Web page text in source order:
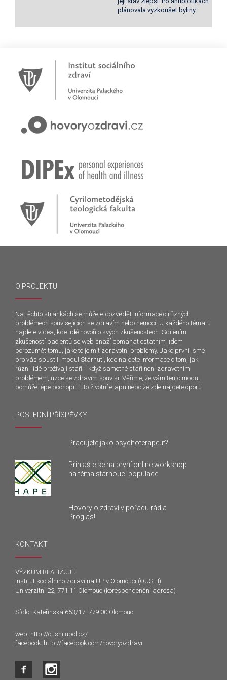
plánovala vyzkoušet byliny.
O PROJEKTU
Na těchto stránkách se můžete dozvědět informace o různých
problémech souvisejících se zdravím nebo nemocí. U každého tématu
najdete videa, kde lidé hovoří o svých zkušenostech. Sdílením
zkušeností pacientů se web snaží pomáhat ostatním lidem
porozumět tomu, jaké to je mít zdravotní problémy. Jako první jsme
pro vás spustili modul Stárnutí, kde najdete informace o tom, jak
různí lidé prožívají stáří. I když samotné stáří není zdravotním
problémem, úzce se zdravím souvisí. Věříme, že vám tento modul
pomůže lépe pochopit tuto životní etapu nebo že zde najdete oporu.
POSLEDNÍ PŘÍSPĚVKY
Pracujete jako psychoterapeut?
Přihlašte se na první online workshop
na téma stárnoucí populace
Hovory o zdraví v pořadu rádia
Proglas!
KONTAKT
VÝZKUM REALIZUJE
Institut sociálního zdraví na UP v Olomouci (OUSHI)
Univerzitní 22, 771 11 Olomouc (korespondenční adresa)
Sídlo: Kateřinská 653/17, 779 00 Olomouc
web: http://oushi.upol.cz/
facebook: http://facebook.com/hovoryozdravi